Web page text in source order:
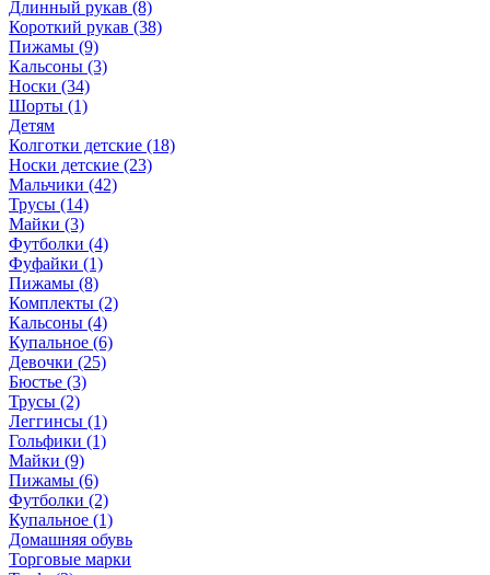
Длинный рукав (8)
Короткий рукав (38)
Пижамы (9)
Кальсоны (3)
Носки (34)
Шорты (1)
Детям
Колготки детские (18)
Носки детские (23)
Мальчики (42)
Трусы (14)
Майки (3)
Футболки (4)
Фуфайки (1)
Пижамы (8)
Комплекты (2)
Кальсоны (4)
Купальное (6)
Девочки (25)
Бюстье (3)
Трусы (2)
Леггинсы (1)
Гольфики (1)
Майки (9)
Пижамы (6)
Футболки (2)
Купальное (1)
Домашняя обувь
Торговые марки